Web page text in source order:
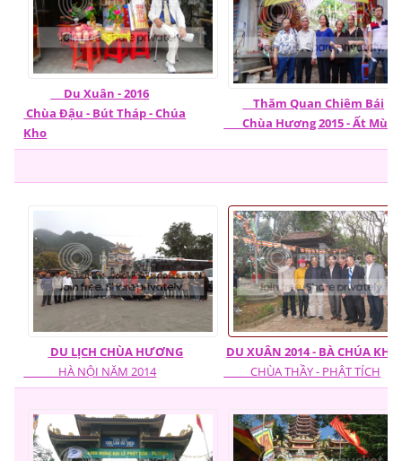
Du Xuân - 2016
Chùa Đậu - Bút Tháp - Chúa
Kho
Thăm Quan Chiêm Bái
Chùa Hương 2015 - Ất Mùi
DU LỊCH CHÙA HƯƠNG
HÀ NỘI NĂM 2014
DU XUÂN 2014 - BÀ CHÚA KHO
CHÙA THẦY - PHẬT TÍCH